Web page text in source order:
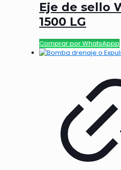
Eje de sello
1500 LG
Comprar por WhatsAppp